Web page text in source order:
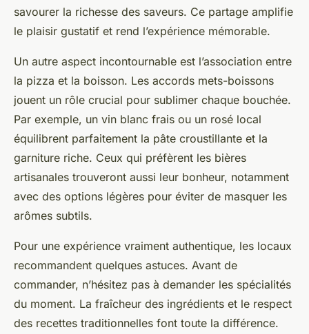
savourer la richesse des saveurs. Ce partage amplifie
le plaisir gustatif et rend l’expérience mémorable.
Un autre aspect incontournable est l’association entre
la pizza et la boisson. Les accords mets-boissons
jouent un rôle crucial pour sublimer chaque bouchée.
Par exemple, un vin blanc frais ou un rosé local
équilibrent parfaitement la pâte croustillante et la
garniture riche. Ceux qui préfèrent les bières
artisanales trouveront aussi leur bonheur, notamment
avec des options légères pour éviter de masquer les
arômes subtils.
Pour une expérience vraiment authentique, les locaux
recommandent quelques astuces. Avant de
commander, n’hésitez pas à demander les spécialités
du moment. La fraîcheur des ingrédients et le respect
des recettes traditionnelles font toute la différence.